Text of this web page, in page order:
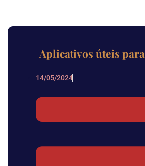
Aplicativos úteis
14/05/2024